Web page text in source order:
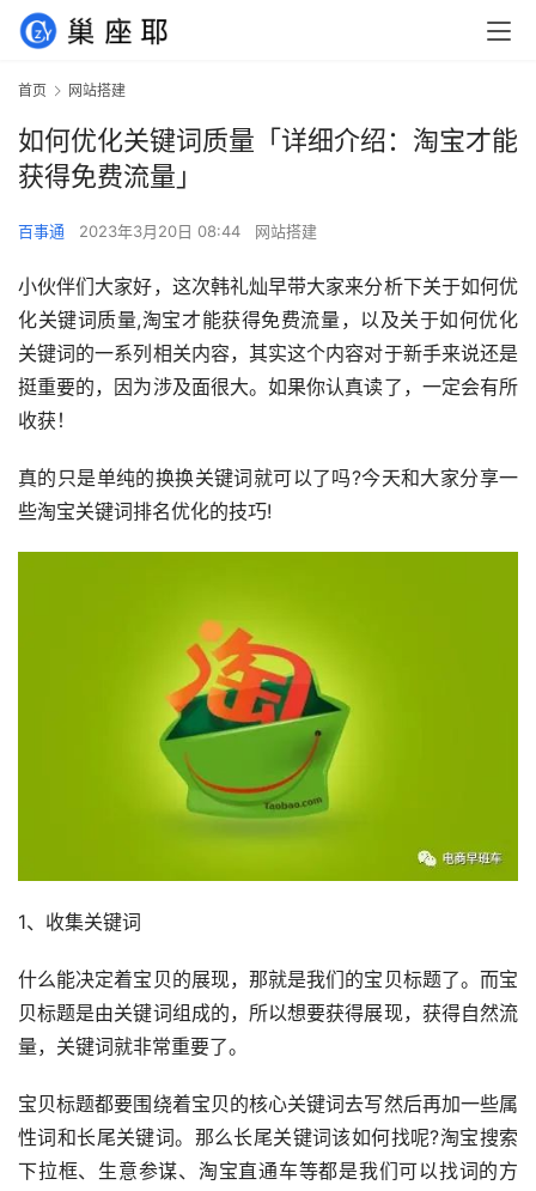
首页 网站搭建
如何优化关键词质量「详细介绍：淘宝才能
获得免费流量」
百事通 2023年3月20日 08:44 网站搭建
小伙伴们大家好，这次韩礼灿早带大家来分析下关于如何优
化关键词质量,淘宝才能获得免费流量，以及关于如何优化
关键词的一系列相关内容，其实这个内容对于新手来说还是
挺重要的，因为涉及面很大。如果你认真读了，一定会有所
收获！
真的只是单纯的换换关键词就可以了吗?今天和大家分享一
些淘宝关键词排名优化的技巧!
1、收集关键词
什么能决定着宝贝的展现，那就是我们的宝贝标题了。而宝
贝标题是由关键词组成的，所以想要获得展现，获得自然流
量，关键词就非常重要了。
宝贝标题都要围绕着宝贝的核心关键词去写然后再加一些属
性词和长尾关键词。那么长尾关键词该如何找呢?淘宝搜索
下拉框、生意参谋、淘宝直通车等都是我们可以找词的方